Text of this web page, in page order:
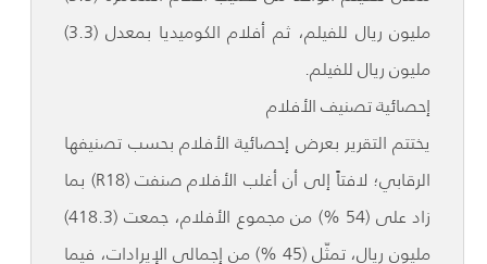
مليون ريال للفيلم، ثم أفلام الكوميديا بمعدل (3.3)
مليون ريال للفيلم.
إحصائية تصنيف الأفلام
يختتم التقرير بعرض إحصائية الأفلام بحسب تصنيفها
الرقابي؛ لافتاً إلى أن أغلب الأفلام صنفت (R18) بما
زاد على (54 %) من مجموع الأفلام، جمعت (418.3)
مليون ريال، تمثّل (45 %) من إجمالي الإيرادات، فيما